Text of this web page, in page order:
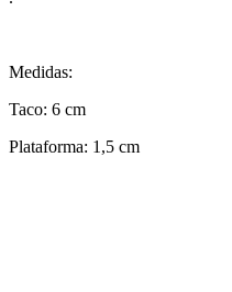
Medidas:
Taco: 6 cm
Plataforma: 1,5 cm